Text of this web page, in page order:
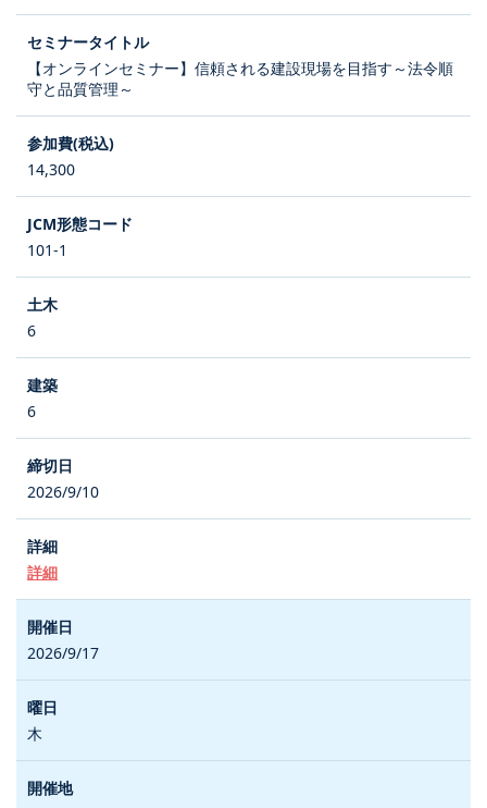
【オンラインセミナー】信頼される建設現場を目指す～法令順
守と品質管理～
14,300
101-1
6
6
2026/9/10
詳細
2026/9/17
木